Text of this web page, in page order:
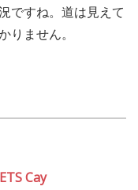
ですね。道は見えて
りません。
Cay